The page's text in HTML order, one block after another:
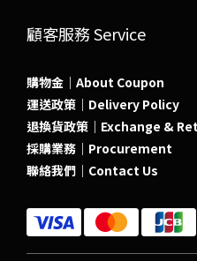
顧客服務 Service
購物金｜About Coupon
運送政策｜Delivery Policy
退換貨政策｜Exchange &
採購業務｜Procurement
聯絡我們｜Contact Us